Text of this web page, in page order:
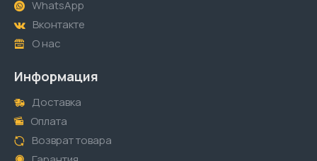
WhatsApp
Вконтакте
О нас
Информация
Доставка
Оплата
Возврат товара